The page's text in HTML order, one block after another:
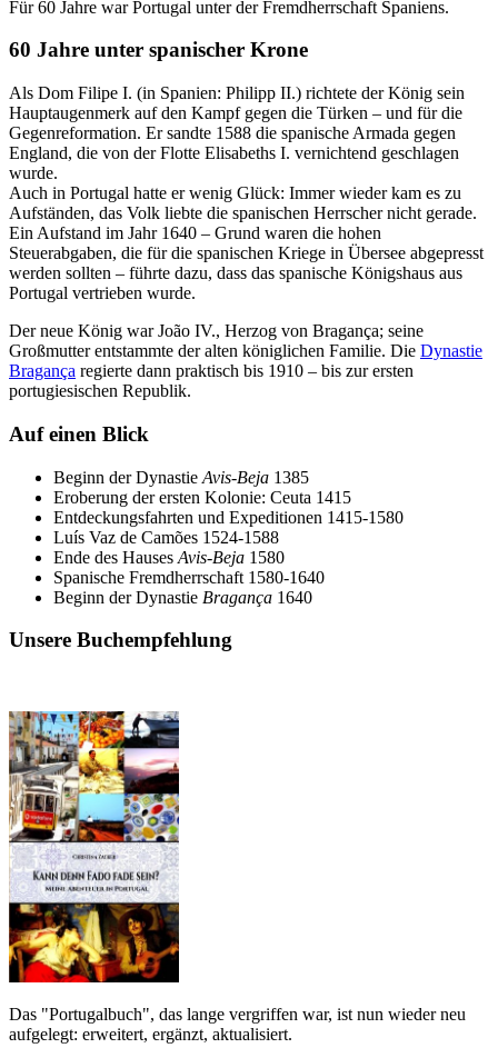
Für 60 Jahre war Portugal unter der Fremdherrschaft Spaniens.
60 Jahre unter spanischer Krone
Als Dom Filipe I. (in Spanien: Philipp II.) richtete der König sein
Hauptaugenmerk auf den Kampf gegen die Türken – und für die
Gegenreformation. Er sandte 1588 die spanische Armada gegen
England, die von der Flotte Elisabeths I. vernichtend geschlagen
wurde.
Auch in Portugal hatte er wenig Glück: Immer wieder kam es zu
Aufständen, das Volk liebte die spanischen Herrscher nicht gerade.
Ein Aufstand im Jahr 1640 – Grund waren die hohen
Steuerabgaben, die für die spanischen Kriege in Übersee abgepresst
werden sollten – führte dazu, dass das spanische Königshaus aus
Portugal vertrieben wurde.
Der neue König war João IV., Herzog von Bragança; seine
Großmutter entstammte der alten königlichen Familie. Die Dynastie
Bragança regierte dann praktisch bis 1910 – bis zur ersten
portugiesischen Republik.
Auf einen Blick
Beginn der Dynastie Avis-Beja 1385
Eroberung der ersten Kolonie: Ceuta 1415
Entdeckungsfahrten und Expeditionen 1415-1580
Luís Vaz de Camões 1524-1588
Ende des Hauses Avis-Beja 1580
Spanische Fremdherrschaft 1580-1640
Beginn der Dynastie Bragança 1640
Unsere Buchempfehlung
Das "Portugalbuch", das lange vergriffen war, ist nun wieder neu
aufgelegt: erweitert, ergänzt, aktualisiert.